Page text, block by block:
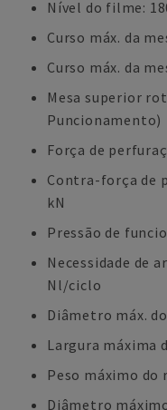
Nível do filme:
Curso máx. da
Curso máx. da
Mesa superior
Puncionamento)
Força de
Contra-força de
kN
Pressão de
Necessidade de
Nl/ciclo
Diâmetro máx.
Largura máxima
Peso máximo do
Diâmetro